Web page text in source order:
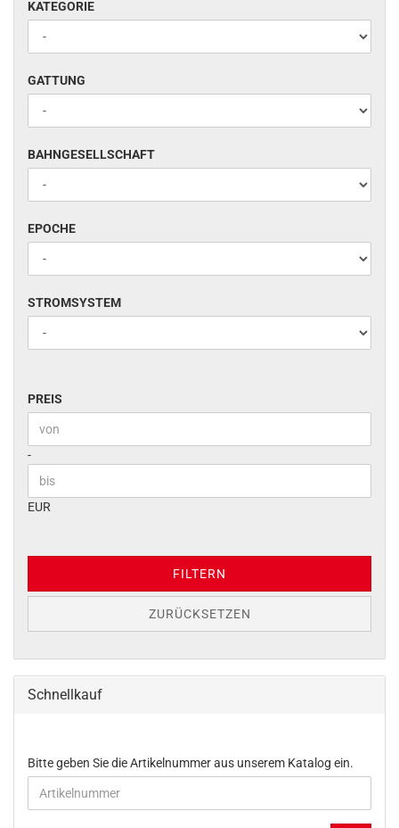
KATEGORIE
KATEGORIE
GATTUNG
GATTUNG
BAHNGESELLSCHAFT
BAHNGESELLSCHAFT
EPOCHE
EPOCHE
STROMSYSTEM
STROMSYSTEM
PREIS
PREIS
Preis bis
-
EUR
FILTERN
ZURÜCKSETZEN
Schnellkauf
BITTE
GEBEN
SIE
Bitte geben Sie die Artikelnummer aus unserem Katalog ein.